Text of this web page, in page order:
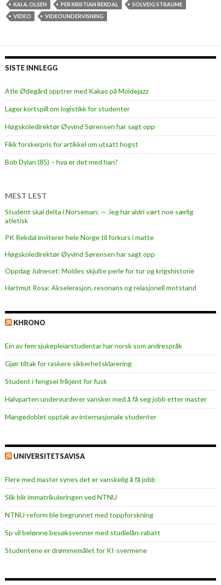
t
m
o
i
d
o
u
n
i
n
i
g
KAI A. OLSEN
PER KRISTIAN REKDAL
SOLVEIG STRAUME
VIDEO
VIDEOUNDERVISNING
SISTE INNLEGG
Atle Ødegård opptrer med Kakao på Moldejazz
Lager kortspill om logistikk for studenter
Høgskoledirektør Øyvind Sørensen har sagt opp
Fikk forskerpris for artikkel om utsatt hogst
Bob Dylan (85) – hva er det med han?
MEST LEST
Student skal delta i Norseman: — Jeg har aldri vært noe særlig
atletisk
PK Rekdal inviterer hele Norge til forkurs i matte
Høgskoledirektør Øyvind Sørensen har sagt opp
Oppdag Julneset: Moldes skjulte perle for tur og krigshistorie
Hartmut Rosa: Akselerasjon, resonans og relasjonell motstand
KHRONO
Ein av fem sjukepleiar­studentar har norsk som andrespråk
Gjør tiltak for raskere sikkerhets­klarering
Student i fengsel frikjent for fusk
Halvparten undervurderer vansker med å få seg jobb etter master
Mangedoblet opptak av internasjonale studenter
UNIVERSITETSAVISA
Flere med master synes det er vanskelig å få jobb
Slik blir immatrikuleringen ved NTNU
NTNU-reform ble begrunnet med toppforskning
Sp vil belønne besøksvenner med studielån-rabatt
Studentene er drømmemålet for KI-svermene